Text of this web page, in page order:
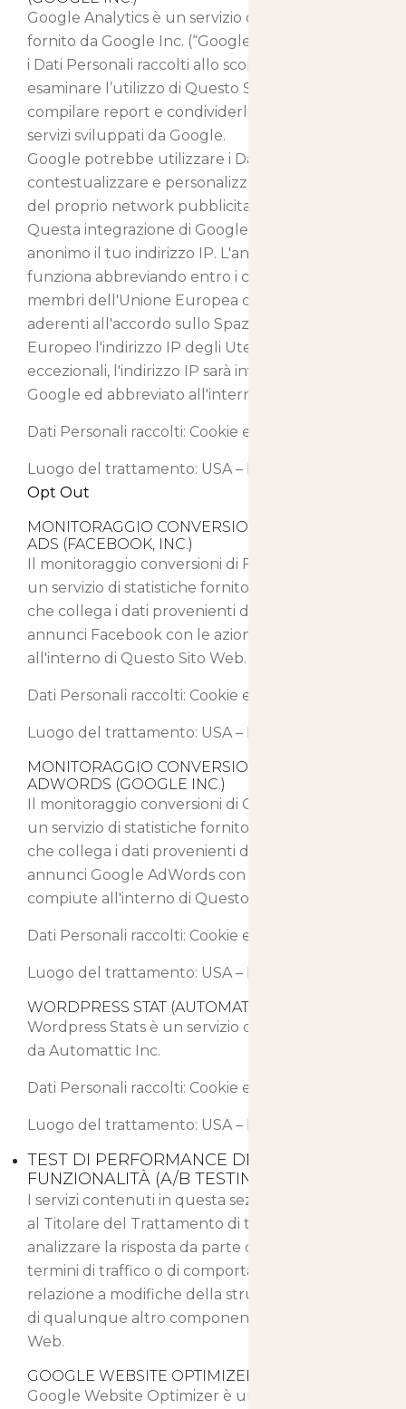
Google Analytics è un servizio di analisi web
fornito da Google Inc. (“Google”). Google utilizza
i Dati Personali raccolti allo scopo di tracciare ed
esaminare l’utilizzo di Questo Sito Web,
compilare report e condividerli con gli altri
servizi sviluppati da Google.
Google potrebbe utilizzare i Dati Personali per
contestualizzare e personalizzare gli annunci
del proprio network pubblicitario.
Questa integrazione di Google Analytics rende
anonimo il tuo indirizzo IP. L'anonimizzazione
funziona abbreviando entro i confini degli stati
membri dell'Unione Europea o in altri Paesi
aderenti all'accordo sullo Spazio Economico
Europeo l'indirizzo IP degli Utenti. Solo in casi
eccezionali, l'indirizzo IP sarà inviato ai server di
Google ed abbreviato all'interno degli Stati Uniti.
Dati Personali raccolti: Cookie e Dati di Utilizzo.
Luogo del trattamento: USA – Privacy Policy
Opt Out
MONITORAGGIO CONVERSIONI DI FACEBOOK
ADS (FACEBOOK, INC.)
Il monitoraggio conversioni di Facebook Ads è
un servizio di statistiche fornito da Facebook, Inc.
che collega i dati provenienti dal network di
annunci Facebook con le azioni compiute
all'interno di Questo Sito Web.
Dati Personali raccolti: Cookie e Dati di Utilizzo.
Luogo del trattamento: USA – Privacy Policy
MONITORAGGIO CONVERSIONI DI GOOGLE
ADWORDS (GOOGLE INC.)
Il monitoraggio conversioni di Google AdWords è
un servizio di statistiche fornito da Google Inc.
che collega i dati provenienti dal network di
annunci Google AdWords con le azioni
compiute all'interno di Questo Sito Web.
Dati Personali raccolti: Cookie e Dati di Utilizzo.
Luogo del trattamento: USA – Privacy Policy
WORDPRESS STAT (AUTOMATTIC INC.)
Wordpress Stats è un servizio di statistica fornito
da Automattic Inc.
Dati Personali raccolti: Cookie e Dati di Utilizzo.
Luogo del trattamento: USA – Privacy Policy
TEST DI PERFORMANCE DI CONTENUTI E
FUNZIONALITÀ (A/B TESTING)
I servizi contenuti in questa sezione permettono
al Titolare del Trattamento di tener traccia ed
analizzare la risposta da parte dell’Utente, in
termini di traffico o di comportamento, in
relazione a modifiche della struttura, del testo o
di qualunque altro componente di Questo Sito
Web.
GOOGLE WEBSITE OPTIMIZER (GOOGLE INC.)
Google Website Optimizer è un servizio di A/B